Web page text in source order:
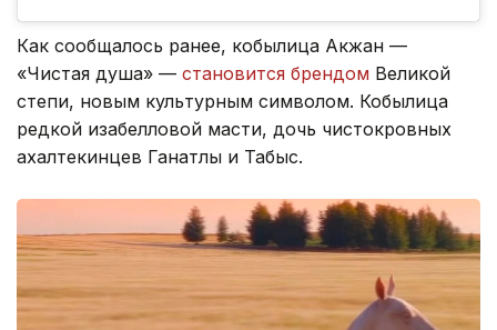
Как сообщалось ранее, кобылица Акжан —
«Чистая душа» — становится брендом Великой
степи, новым культурным символом. Кобылица
редкой изабелловой масти, дочь чистокровных
ахалтекинцев Ганатлы и Табыс.